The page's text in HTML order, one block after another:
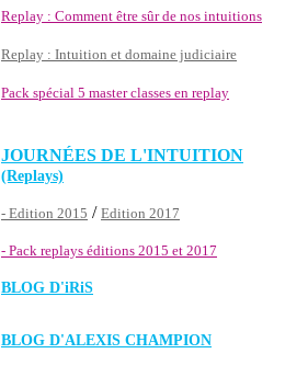
Replay : Comment être sûr de nos intuitions
Replay : Intuition et domaine judiciaire
Pack spécial 5 master classes en replay
JOURNÉES DE L'INTUITION
(Replays)
- Edition 2015 / Edition 2017
- Pack replays éditions 2015 et 2017
BLOG D'iRiS
BLOG D'ALEXIS CHAMPION